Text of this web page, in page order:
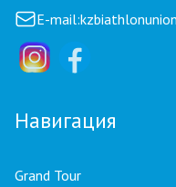
E-mail:
Навигация
Grand Tour